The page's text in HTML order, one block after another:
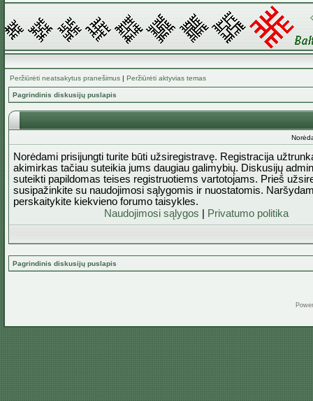
Peržiūrėti neatsakytus pranešimus | Peržiūrėti aktyvias temas
Pagrindinis diskusijų puslapis
Norėdami prisijungti turite būti užsiregistravę. Registracija
akimirkas tačiau suteikia jums daugiau galimybių. Diskusijų
suteikti papildomas teises registruotiems vartotojams. Prieš
susipažinkite su naudojimosi sąlygomis ir nuostatomis.
perskaitykite kiekvieno forumo taisykles.
Naudojimosi sąlygos
Privatumo politika
Pagrindinis diskusijų puslapis